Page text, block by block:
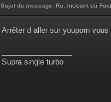
Sujet du message: Re: Incident du
Arrêter d aller sur youporn
Supra single turbo